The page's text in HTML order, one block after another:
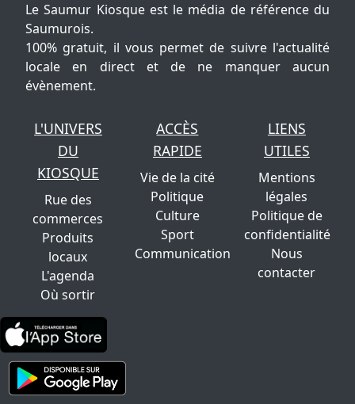
Le Saumur Kiosque est le média de référence du
Saumurois.
100% gratuit, il vous permet de suivre l'actualité
locale en direct et de ne manquer aucun
évènement.
L'UNIVERS
DU
KIOSQUE
Rue des
commerces
Produits
locaux
L'agenda
Où sortir
ACCÈS
RAPIDE
Vie de la cité
Politique
Culture
Sport
Communication
LIENS
UTILES
Mentions
légales
Politique de
confidentialité
Nous
contacter